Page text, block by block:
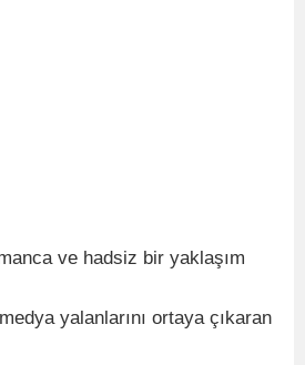
ve hadsiz bir yaklaşım
yalanlarını ortaya çıkaran